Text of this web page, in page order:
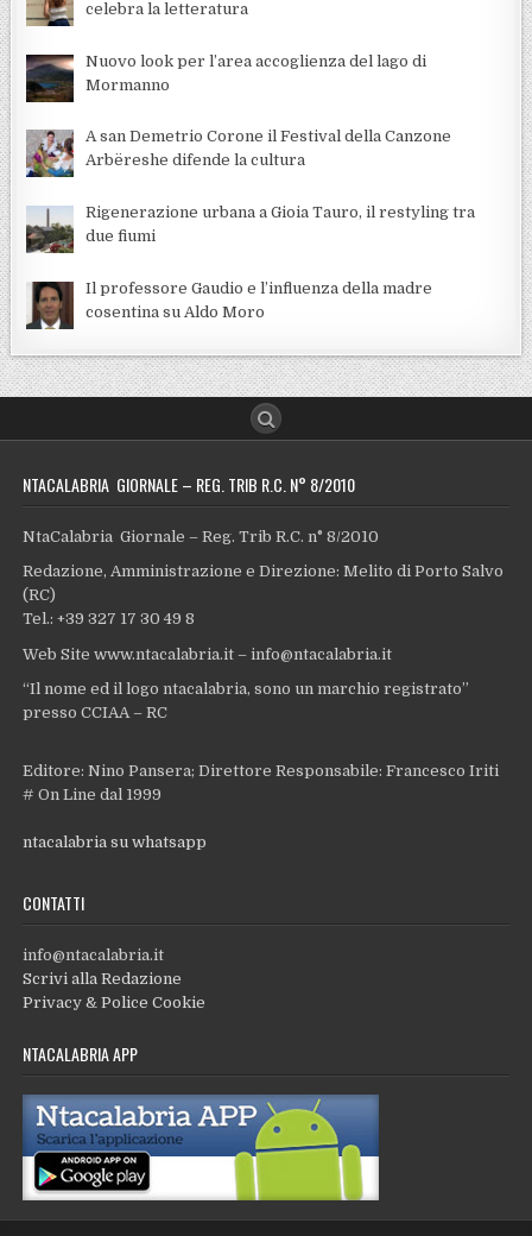
celebra la letteratura
Nuovo look per l’area accoglienza del lago di
Mormanno
A san Demetrio Corone il Festival della Canzone
Arbëreshe difende la cultura
Rigenerazione urbana a Gioia Tauro, il restyling tra
due fiumi
Il professore Gaudio e l’influenza della madre
cosentina su Aldo Moro
NTACALABRIA GIORNALE – REG. TRIB R.C. N° 8/2010
NtaCalabria Giornale – Reg. Trib R.C. n° 8/2010
Redazione, Amministrazione e Direzione: Melito di Porto Salvo
(RC)
Tel.: +39 327 17 30 49 8
Web Site www.ntacalabria.it – info@ntacalabria.it
“Il nome ed il logo ntacalabria, sono un marchio registrato”
presso CCIAA – RC
Editore: Nino Pansera; Direttore Responsabile: Francesco Iriti
# On Line dal 1999
ntacalabria su whatsapp
CONTATTI
info@ntacalabria.it
Scrivi alla Redazione
Privacy & Police Cookie
NTACALABRIA APP